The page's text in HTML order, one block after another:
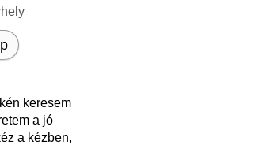
keresem
a jó
a kézben,